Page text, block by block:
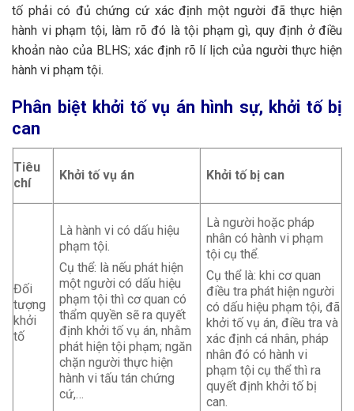
tố phải có đủ chứng cứ xác định một người đã thực hiện
hành vi phạm tội, làm rõ đó là tội phạm gì, quy định ở điều
khoản nào của BLHS; xác định rõ lí lịch của người thực hiện
hành vi phạm tội.
Phân biệt khởi tố vụ án hình sự, khởi tố bị
can
Tiêu
chí
Khởi tố vụ án Khởi tố bị can
Đối
tượng
khởi
tố
Là hành vi có dấu hiệu
phạm tội.
Cụ thể: là nếu phát hiện
một người có dấu hiệu
phạm tội thì cơ quan có
thẩm quyền sẽ ra quyết
định khởi tố vụ án, nhằm
phát hiện tội phạm; ngăn
chặn người thực hiện
hành vi tấu tán chứng
cứ,…
Là người hoặc pháp
nhân có hành vi phạm
tội cụ thể.
Cụ thể là: khi cơ quan
điều tra phát hiện người
có dấu hiệu phạm tội, đã
khởi tố vụ án, điều tra và
xác định cá nhân, pháp
nhân đó có hành vi
phạm tội cụ thể thì ra
quyết định khởi tố bị
can.